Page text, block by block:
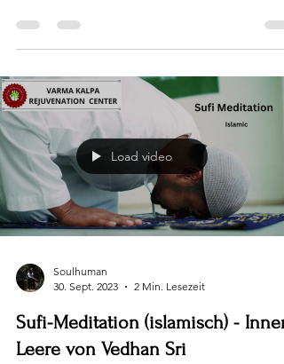
Load video
Soulhuman
30. Sept. 2023
2 Min. Lesezeit
Sufi-Meditation (islamisch) -
Leere von Vedhan Sri